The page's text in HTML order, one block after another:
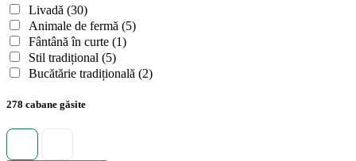
Livadă (30)
Animale de fermă (5)
Fântână în curte (1)
Stil tradițional (5)
Bucătărie tradițională (2)
278 cabane găsite